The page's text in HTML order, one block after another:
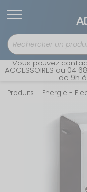
Vous pouvez
ACCESSOIRES au 04
de 9h
Produits Energie -